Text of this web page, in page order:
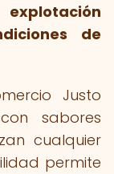
de
Justo
sabores
cualquier
permite